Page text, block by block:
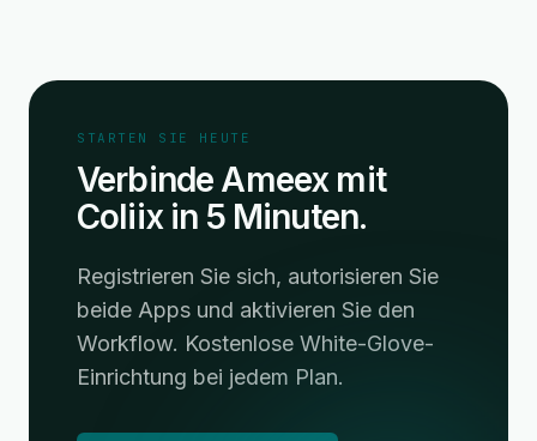
STARTEN SIE HEUTE
Verbinde Ameex mit
Coliix in 5 Minuten.
Registrieren Sie sich, autorisieren Sie
beide Apps und aktivieren Sie den
Workflow. Kostenlose White-Glove-
Einrichtung bei jedem Plan.